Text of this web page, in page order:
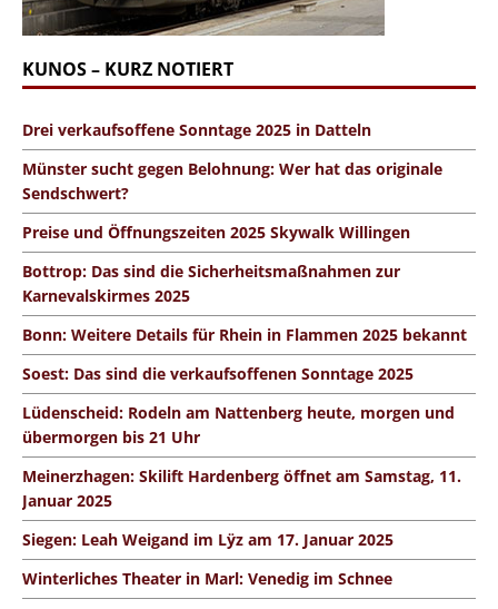
KUNOS – KURZ NOTIERT
Drei verkaufsoffene Sonntage 2025 in Datteln
Münster sucht gegen Belohnung: Wer hat das originale
Sendschwert?
Preise und Öffnungszeiten 2025 Skywalk Willingen
Bottrop: Das sind die Sicherheitsmaßnahmen zur
Karnevalskirmes 2025
Bonn: Weitere Details für Rhein in Flammen 2025 bekannt
Soest: Das sind die verkaufsoffenen Sonntage 2025
Lüdenscheid: Rodeln am Nattenberg heute, morgen und
übermorgen bis 21 Uhr
Meinerzhagen: Skilift Hardenberg öffnet am Samstag, 11.
Januar 2025
Siegen: Leah Weigand im Lÿz am 17. Januar 2025
Winterliches Theater in Marl: Venedig im Schnee